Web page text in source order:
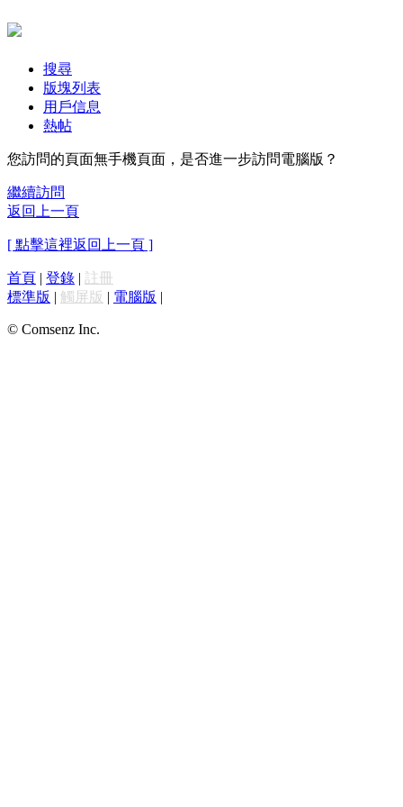
搜尋
版塊列表
用戶信息
熱帖
您訪問的頁面無手機頁面，是否進一步訪問電腦版？
繼續訪問
返回上一頁
[ 點擊這裡返回上一頁 ]
首頁 | 登錄 | 註冊
標準版 | 觸屏版 | 電腦版 |
© Comsenz Inc.